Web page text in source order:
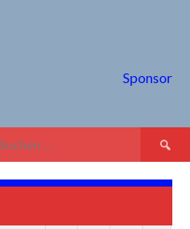
Sponsor
Suche
nach: